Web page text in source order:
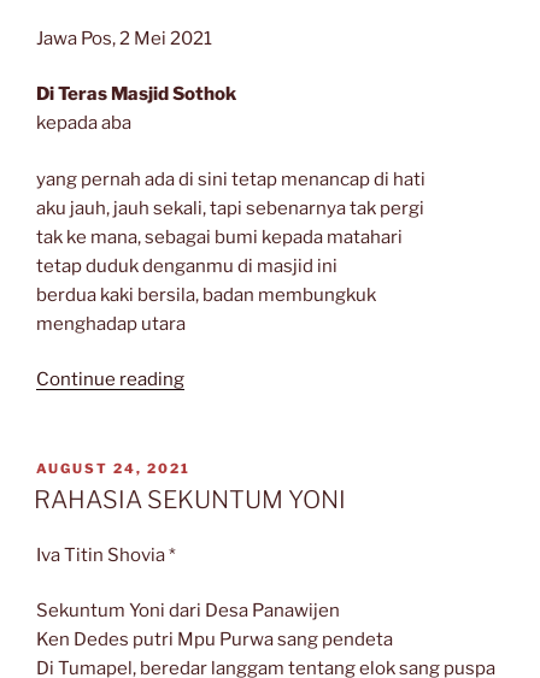
Jawa Pos, 2 Mei 2021
Di Teras Masjid Sothok
kepada aba
yang pernah ada di sini tetap menancap di hati
aku jauh, jauh sekali, tapi sebenarnya tak pergi
tak ke mana, sebagai bumi kepada matahari
tetap duduk denganmu di masjid ini
berdua kaki bersila, badan membungkuk
menghadap utara
Continue reading“Sajak-
Basha”
POSTED
ON
AUGUST 24, 2021
RAHASIA SEKUNTUM YONI
Iva Titin Shovia *
Sekuntum Yoni dari Desa Panawijen
Ken Dedes putri Mpu Purwa sang pendeta
Di Tumapel, beredar langgam tentang elok sang puspa